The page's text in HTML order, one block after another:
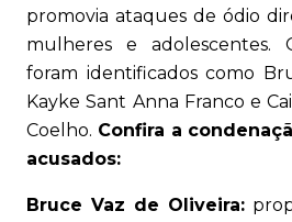
promovia ataques de ódio
mulheres e adolescentes.
foram identificados como
Kayke Sant Anna Franco e
Coelho. Confira a
acusados:
Bruce Vaz de Oliveira: